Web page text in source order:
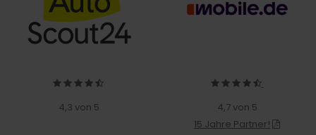
4,3 von 5
4,7 von 5
15 Jahre Partner!